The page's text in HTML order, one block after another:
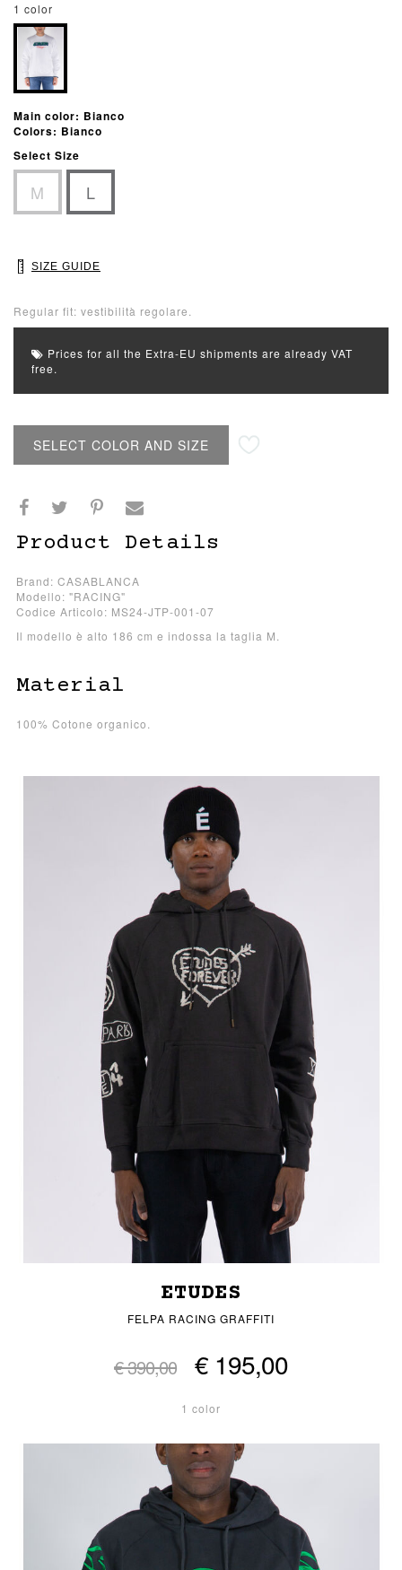
1 color
Main color: Bianco
Colors: Bianco
Select Size
M L
SIZE GUIDE
Regular fit: vestibilità regolare.
Prices for all the Extra-EU shipments are already VAT
free.
SELECT COLOR AND SIZE
Product Details
Brand: CASABLANCA
Modello: "RACING"
Codice Articolo: MS24-JTP-001-07
Il modello è alto 186 cm e indossa la taglia M.
Material
100% Cotone organico.
ETUDES
FELPA RACING GRAFFITI
€ 390,00 € 195,00
1 color